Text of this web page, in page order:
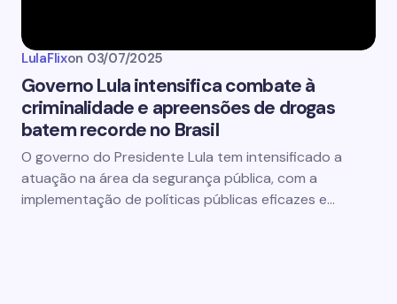
LulaFlixon 03/07/2025
Governo Lula intensifica combate à
criminalidade e apreensões de drogas
batem recorde no Brasil
O governo do Presidente Lula tem intensificado a
atuação na área da segurança pública, com a
implementação de políticas públicas eficazes e…